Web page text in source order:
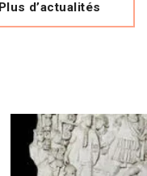
Plus d’actualités